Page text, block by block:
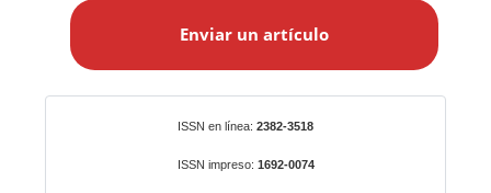
a
Enviar un artículo
ISSN en línea: 2382-3518
ISSN impreso: 1692-0074